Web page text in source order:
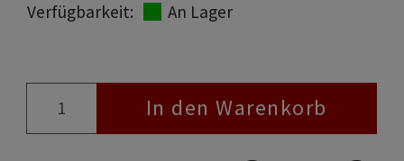
Verfügbarkeit: An Lager
In den Warenkorb